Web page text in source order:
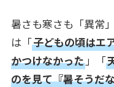
暑さも寒さも「異常
は「子どもの頃はエ
かつけなかった」「
のを見て『暑そうだ